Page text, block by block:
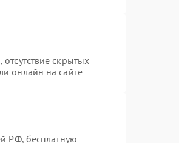
скрытых
онлайн на сайте
РФ, бесплатную